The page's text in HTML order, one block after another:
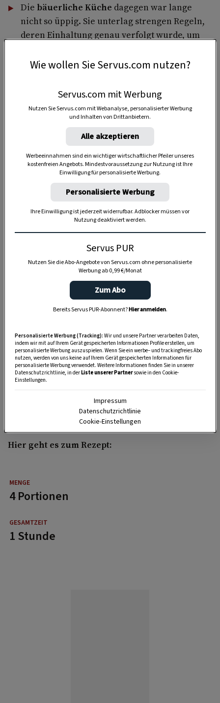
Die bäuerliche Küche dagegen war lange
nicht so üppig. Sie unterlag strengen Regeln,
deren Einhaltung genau verfolgt wurde, um
festzuhalten.Fleisch war eine Seltenheit,
und ihre Familien ernährten sich in erster
Linie von dem, was sie im Garten und auf dem
Acker anbauten.
Frühling im Gemüsegarten
Das Rezept für diesteirische Kräuter-Dorten
findet sich im ältesten Kochbuch Österreichs:
demKoch- und Artzney-Buch, das 1686 in Graz
erschienen ist. Für die Dorten brauchte es vor
allem Eier und Spinat. Diese Frühlingszutaten
gab es auf jedem Hof. Wurden die Tage länger,
legten die Hühner wieder regelmäßig Eier.
Und war der Schnee verschwunden, gab’s
zarte Spinatblätter, Bärlauch und Wildkräuter.
In der Originalversion des Rezepts findet sich
Masse gehöre auch „ein Theil Ayr-Töpffel“, ein
„Eier-Töpfel“ also. Dafür wurden Eidotter in
saurem Rahm gekocht und anschließend noch
„fein außgesigen“, was so viel bedeutet wie
Versionen wurde das Eier-Töpfel durch Brösel
Hier geht es zum Rezept:
4 Portionen
1 Stunde
Wie wollen Sie Servus.com nutzen?
Servus.com mit Werbung
Nutzen Sie Servus.com mit Webanalyse, personalisierter Werbung
und Inhalten von Drittanbietern.
Alle akzeptieren
Werbeeinnahmen sind ein wichtiger wirtschaftlicher Pfeiler unseres
kostenfreien Angebots. Mindestvoraussetzung zur Nutzung ist Ihre
Einwilligung für personalisierte Werbung.
Personalisierte Werbung
Ihre Einwilligung ist jederzeit widerrufbar. Adblocker müssen vor
Nutzung deaktiviert werden.
Servus PUR
Nutzen Sie die Abo-Angebote von Servus.com ohne personalisierte
Werbung ab 0,99 €/Monat
Zum Abo
Bereits Servus PUR-Abonnent?Hier anmelden.
Personalisierte Werbung (Tracking): Wir und unsere Partner verarbeiten Daten,
indem wir mit auf Ihrem Gerät gespeicherten Informationen Profile erstellen, um
personalisierte Werbung auszuspielen. Wenn Sie ein werbe– und trackingfreies Abo
nutzen, werden von uns keine auf Ihrem Gerät gespeicherten Informationen für
personalisierte Werbung verwendet. Weitere Informationen finden Sie in unserer
Datenschutzrichtlinie, in derListe unserer Partnersowie in den Cookie-
Einstellungen.
Impressum
Datenschutzrichtlinie
Cookie-Einstellungen